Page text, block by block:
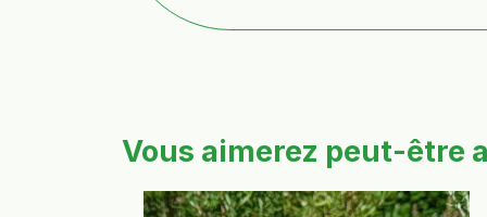
Vous aimerez peut-être
Ce